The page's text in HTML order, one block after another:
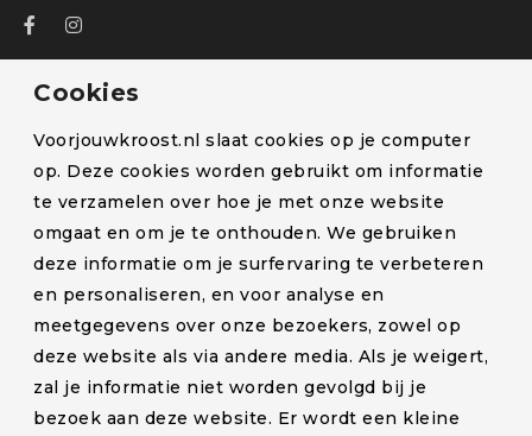
Over ons
Bestelling volgen
Blog
Klachten en retourneren
Levertijd en verzendkosten
Partners
Cookies
Voorjouwkroost.nl slaat cookies op je computer
op. Deze cookies worden gebruikt om informatie
te verzamelen over hoe je met onze website
omgaat en om je te onthouden. We gebruiken
deze informatie om je surfervaring te verbeteren
en personaliseren, en voor analyse en
meetgegevens over onze bezoekers, zowel op
deze website als via andere media. Als je weigert,
zal je informatie niet worden gevolgd bij je
bezoek aan deze website. Er wordt een kleine